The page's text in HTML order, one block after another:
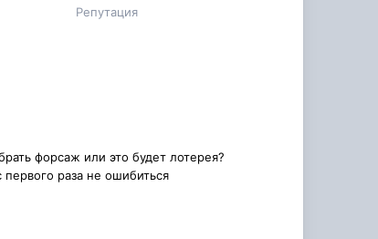
Репутация
форсаж или это будет лотерея?
раза не ошибиться